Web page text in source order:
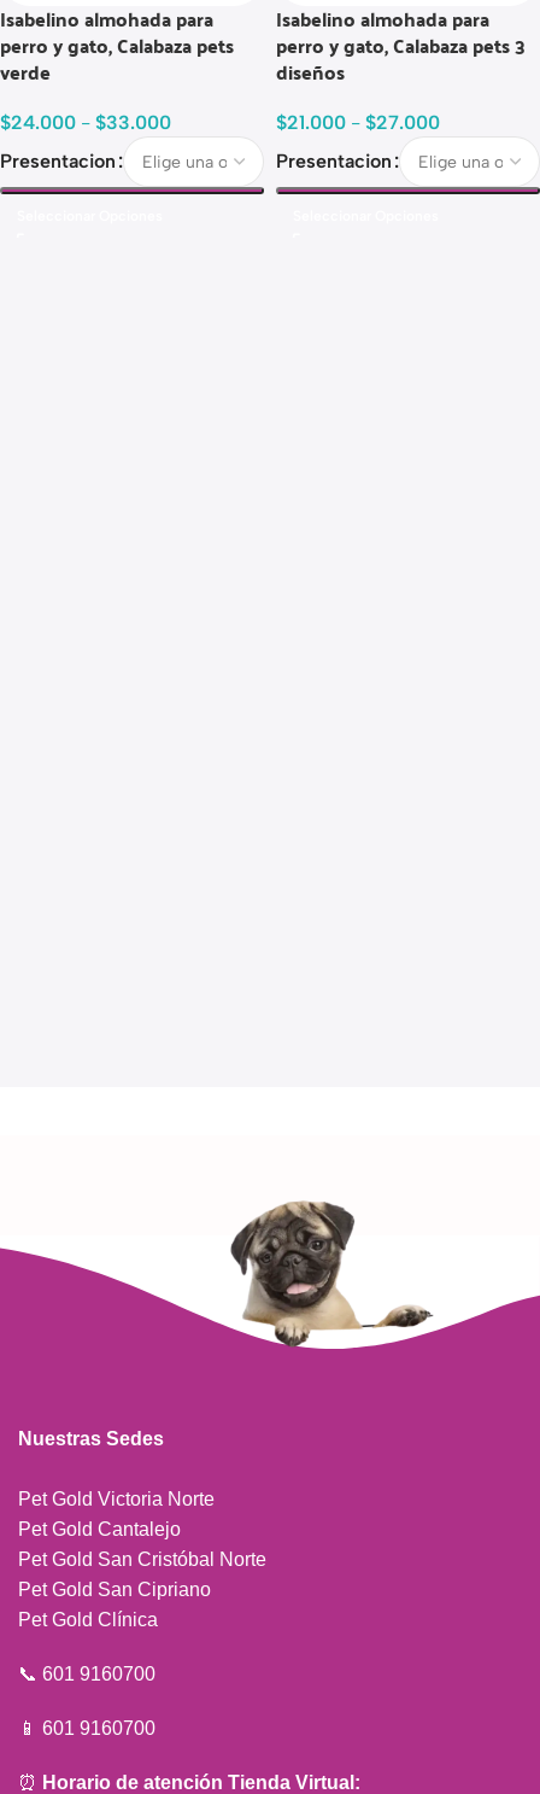
Isabelino almohada para
perro y gato, Calabaza pets
verde
$24.000 - $33.000
Presentacion
Isabelino almohada para
perro y gato, Calabaza pets 3
diseños
$21.000 - $27.000
Presentacion
Nuestras Sedes
Pet Gold Victoria Norte
Pet Gold Cantalejo
Pet Gold San Cristóbal Norte
Pet Gold San Cipriano
Pet Gold Clínica
📞 601 9160700
📱 601 9160700
⏰ Horario de atención Tienda Virtual: